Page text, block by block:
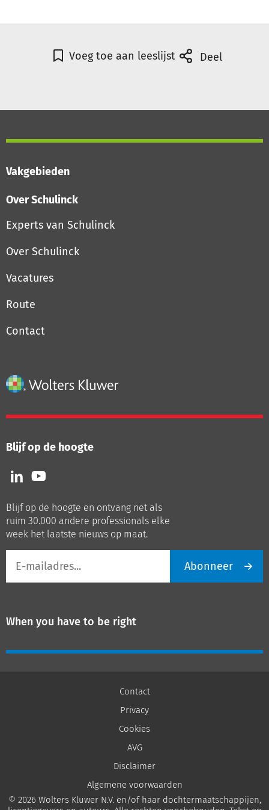
Voeg toe aan leeslijst Deel
Vakgebieden
Over Schulinck
Experts van Schulinck
Over Schulinck
Vacatures
Route
Contact
Blijf op de hoogte
Volg
ons
LinkedIn
Volg
ons
Youtube
Blijf op de hoogte en ontvang net als
ruim 30.000 andere professionals elke
week het laatste nieuws op maat.
mailadres
Abonneer
When you have to be right
Contact
Privacy
Cookies
AVG
Disclaimer
Algemene voorwaarden
© 2026 Wolters Kluwer N.V. en/of haar dochtermaatschappijen,